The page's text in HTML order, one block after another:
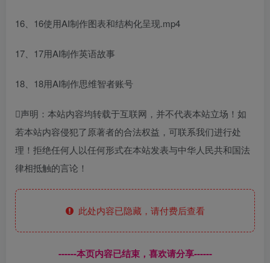
16、16使用AI制作图表和结构化呈现.mp4
17、17用AI制作英语故事
18、18用AI制作思维智者账号
声明：本站内容均转载于互联网，并不代表本站立场！如
若本站内容侵犯了原著者的合法权益，可联系我们进行处
理！拒绝任何人以任何形式在本站发表与中华人民共和国法
律相抵触的言论！
此处内容已隐藏，请付费后查看
------本页内容已结束，喜欢请分享------